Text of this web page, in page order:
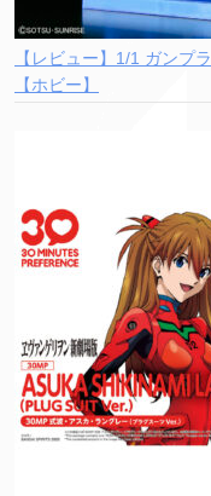
【レビュー】1/1 ガンプ
【ホビー】